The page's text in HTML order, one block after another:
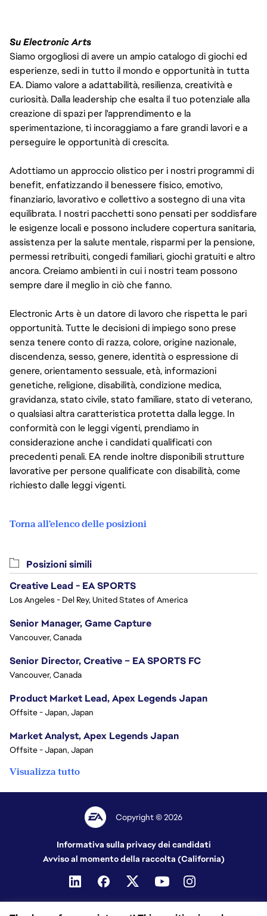
Su Electronic Arts
Siamo orgogliosi di avere un ampio catalogo di giochi ed
esperienze, sedi in tutto il mondo e opportunità in tutta
EA. Diamo valore a adattabilità, resilienza, creatività e
curiosità. Dalla leadership che esalta il tuo potenziale alla
creazione di spazi per l'apprendimento e la
sperimentazione, ti incoraggiamo a fare grandi lavori e a
perseguire le opportunità di crescita.
Adottiamo un approccio olistico per i nostri programmi di
benefit, enfatizzando il benessere fisico, emotivo,
finanziario, lavorativo e collettivo a sostegno di una vita
equilibrata. I nostri pacchetti sono pensati per soddisfare
le esigenze locali e possono includere copertura sanitaria,
assistenza per la salute mentale, risparmi per la pensione,
permessi retribuiti, congedi familiari, giochi gratuiti e altro
ancora. Creiamo ambienti in cui i nostri team possono
sempre dare il meglio in ciò che fanno.
Electronic Arts è un datore di lavoro che rispetta le pari
opportunità. Tutte le decisioni di impiego sono prese
senza tenere conto di razza, colore, origine nazionale,
discendenza, sesso, genere, identità o espressione di
genere, orientamento sessuale, età, informazioni
genetiche, religione, disabilità, condizione medica,
gravidanza, stato civile, stato familiare, stato di veterano,
o qualsiasi altra caratteristica protetta dalla legge. In
conformità con le leggi vigenti, prendiamo in
considerazione anche i candidati qualificati con
precedenti penali. EA rende inoltre disponibili strutture
lavorative per persone qualificate con disabilità, come
richiesto dalle leggi vigenti.
Torna all'elenco delle posizioni
Posizioni simili
Creative Lead - EA SPORTS
Los Angeles - Del Rey, United States of America
Senior Manager, Game Capture
Vancouver, Canada
Senior Director, Creative – EA SPORTS FC
Vancouver, Canada
Product Market Lead, Apex Legends Japan
Offsite - Japan, Japan
Market Analyst, Apex Legends Japan
Offsite - Japan, Japan
Visualizza tutto
Copyright © 2026
Informativa sulla privacy dei candidati
Avviso al momento della raccolta (California)